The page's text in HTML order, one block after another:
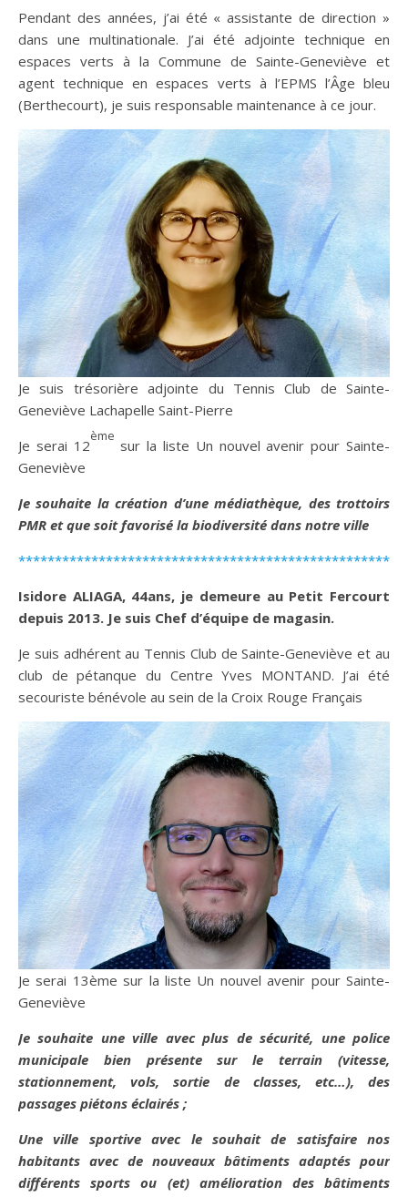
Pendant des années, j’ai été « assistante de direction »
dans une multinationale. J’ai été adjointe technique en
espaces verts à la Commune de Sainte-Geneviève et
agent technique en espaces verts à l’EPMS l’Âge bleu
(Berthecourt), je suis responsable maintenance à ce jour.
Je suis trésorière adjointe du Tennis Club de Sainte-
Geneviève Lachapelle Saint-Pierre
Je serai 12
ème
sur la liste Un nouvel avenir pour Sainte-
Geneviève
Je souhaite la création d’une médiathèque, des trottoirs
PMR et que soit favorisé la biodiversité dans notre ville
Isidore ALIAGA, 44ans, je demeure au Petit Fercourt
depuis 2013. Je suis Chef d’équipe de magasin.
Je suis adhérent au Tennis Club de Sainte-Geneviève et au
club de pétanque du Centre Yves MONTAND. J’ai été
secouriste bénévole au sein de la Croix Rouge Français
Je serai 13ème sur la liste Un nouvel avenir pour Sainte-
Geneviève
Je souhaite une ville avec plus de sécurité, une police
municipale bien présente sur le terrain (vitesse,
stationnement, vols, sortie de classes, etc…), des
passages piétons éclairés ;
Une ville sportive avec le souhait de satisfaire nos
habitants avec de nouveaux bâtiments adaptés pour
différents sports ou (et) amélioration des bâtiments